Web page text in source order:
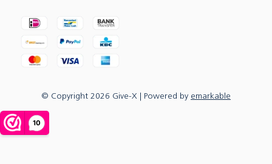
© Copyright 2026 Give-X | Powered by emarkable